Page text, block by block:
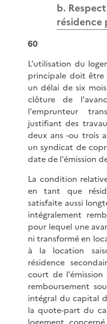
b.
résidence
60
L'utilisation du
principale doit
un délai de six
clôture de
l'emprunteur
justifiant des
deux ans -ou trois
un syndicat de
date de l'émission
La condition
en tant que
satisfaite aussi
intégralement
pour lequel une
ni transformé en
à la location
résidence
court de
remboursement
intégral du capital
la quote-part du